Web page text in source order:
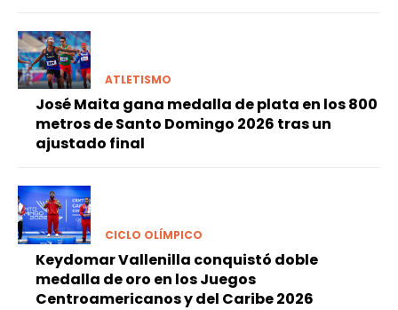
ATLETISMO
José Maita gana medalla de plata en los 800
metros de Santo Domingo 2026 tras un
ajustado final
CICLO OLÍMPICO
Keydomar Vallenilla conquistó doble
medalla de oro en los Juegos
Centroamericanos y del Caribe 2026